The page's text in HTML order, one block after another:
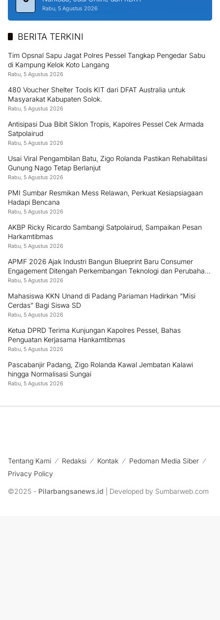
Rabu, 5 Agustus 2026
BERITA TERKINI
Tim Opsnal Sapu Jagat Polres Pessel Tangkap Pengedar Sabu
di Kampung Kelok Koto Langang
Rabu, 5 Agustus 2026
480 Voucher Shelter Tools KIT dari DFAT Australia untuk
Masyarakat Kabupaten Solok.
Rabu, 5 Agustus 2026
Antisipasi Dua Bibit Siklon Tropis, Kapolres Pessel Cek Armada
Satpolairud
Rabu, 5 Agustus 2026
Usai Viral Pengambilan Batu, Zigo Rolanda Pastikan Rehabilitasi
Gunung Nago Tetap Berlanjut
Rabu, 5 Agustus 2026
PMI Sumbar Resmikan Mess Relawan, Perkuat Kesiapsiagaan
Hadapi Bencana
Rabu, 5 Agustus 2026
AKBP Ricky Ricardo Sambangi Satpolairud, Sampaikan Pesan
Harkamtibmas
Rabu, 5 Agustus 2026
APMF 2026 Ajak Industri Bangun Blueprint Baru Consumer
Engagement Ditengah Perkembangan Teknologi dan Perubahan
Perilaku Konsumen
Rabu, 5 Agustus 2026
Mahasiswa KKN Unand di Padang Pariaman Hadirkan “Misi
Cerdas” Bagi Siswa SD
Rabu, 5 Agustus 2026
Ketua DPRD Terima Kunjungan Kapolres Pessel, Bahas
Penguatan Kerjasama Hankamtibmas
Rabu, 5 Agustus 2026
Pascabanjir Padang, Zigo Rolanda Kawal Jembatan Kalawi
hingga Normalisasi Sungai
Rabu, 5 Agustus 2026
Tentang Kami Redaksi Kontak
Pedoman Media Siber
Privacy Policy
©2025 - Pilarbangsanews.id | Developed by Sumbarweb.com